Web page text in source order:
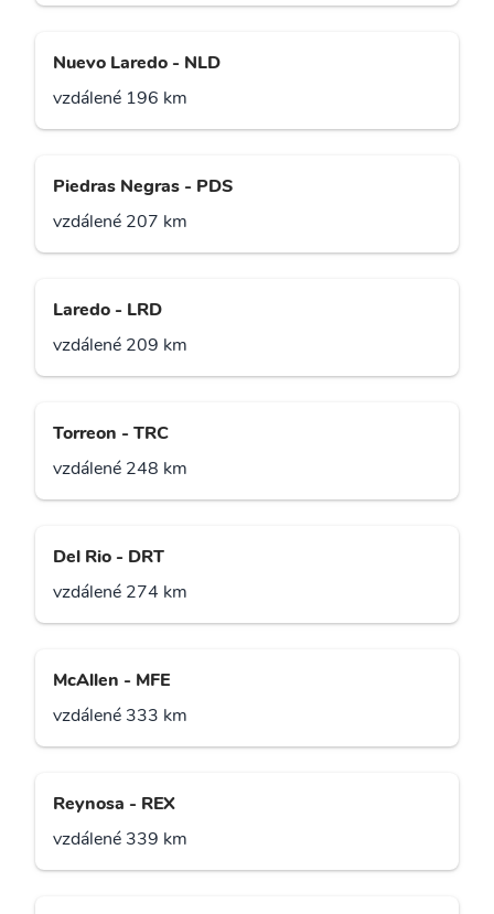
Nuevo Laredo - NLD
vzdálené 196 km
Piedras Negras - PDS
vzdálené 207 km
Laredo - LRD
vzdálené 209 km
Torreon - TRC
vzdálené 248 km
Del Rio - DRT
vzdálené 274 km
McAllen - MFE
vzdálené 333 km
Reynosa - REX
vzdálené 339 km